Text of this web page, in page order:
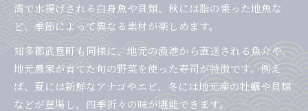
湾で水揚げされる白身魚や貝類、秋には脂の乗った地魚な
ど、季節によって異なる素材が楽しめます。
知多郡武豊町も同様に、地元の漁港から直送される魚介や、
地元農家が育てた旬の野菜を使った寿司が特徴です。例え
ば、夏には新鮮なアナゴやエビ、冬には地元産の牡蠣や貝類
などが登場し、四季折々の味が堪能できます。